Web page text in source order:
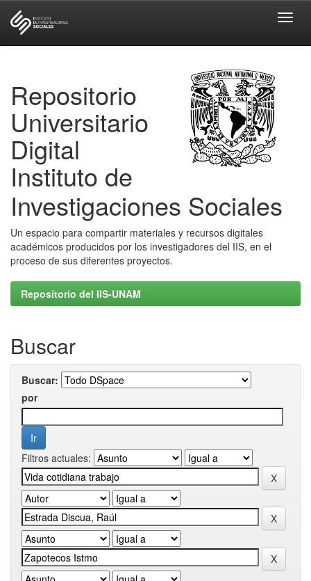
Repositorio
Universitario
Digital
Instituto de
Investigaciones Sociales
Un espacio para compartir materiales y recursos digitales
académicos producidos por los investigadores del IIS, en el
proceso de sus diferentes proyectos.
Repositorio del IIS-UNAM
Buscar
Buscar:
por
Filtros actuales: